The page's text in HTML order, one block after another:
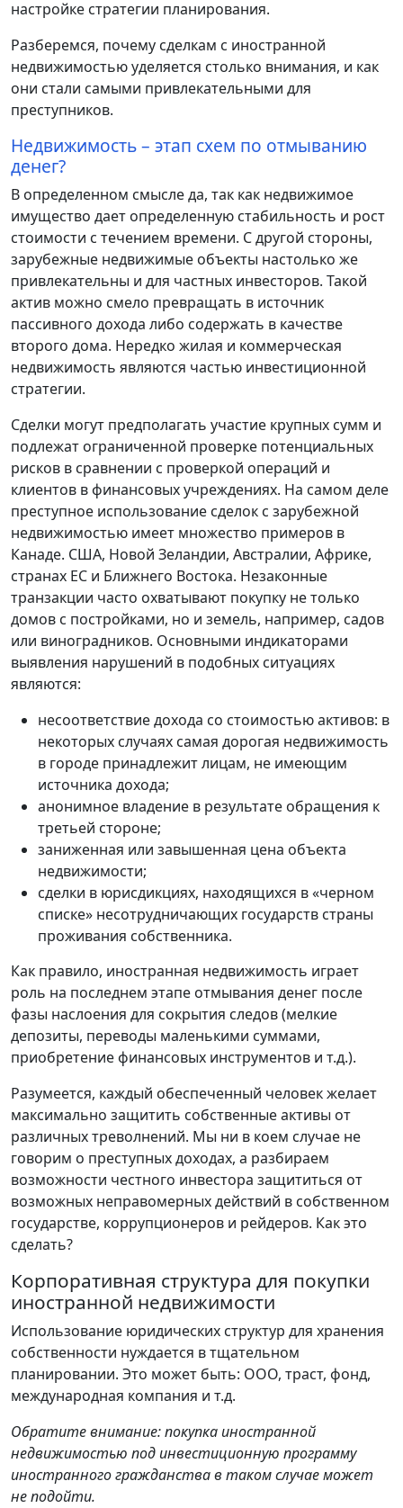
настройке стратегии планирования.
Разберемся, почему сделкам с иностранной
недвижимостью уделяется столько внимания, и как
они стали самыми привлекательными для
преступников.
Недвижимость – этап схем по отмыванию
денег?
В определенном смысле да, так как недвижимое
имущество дает определенную стабильность и рост
стоимости с течением времени. С другой стороны,
зарубежные недвижимые объекты настолько же
привлекательны и для частных инвесторов. Такой
актив можно смело превращать в источник
пассивного дохода либо содержать в качестве
второго дома. Нередко жилая и коммерческая
недвижимость являются частью инвестиционной
стратегии.
Сделки могут предполагать участие крупных сумм и
подлежат ограниченной проверке потенциальных
рисков в сравнении с проверкой операций и
клиентов в финансовых учреждениях. На самом деле
преступное использование сделок с зарубежной
недвижимостью имеет множество примеров в
Канаде. США, Новой Зеландии, Австралии, Африке,
странах ЕС и Ближнего Востока. Незаконные
транзакции часто охватывают покупку не только
домов с постройками, но и земель, например, садов
или виноградников. Основными индикаторами
выявления нарушений в подобных ситуациях
являются:
несоответствие дохода со стоимостью активов: в
некоторых случаях самая дорогая недвижимость
в городе принадлежит лицам, не имеющим
источника дохода;
анонимное владение в результате обращения к
третьей стороне;
заниженная или завышенная цена объекта
недвижимости;
сделки в юрисдикциях, находящихся в «черном
списке» несотрудничающих государств страны
проживания собственника.
Как правило, иностранная недвижимость играет
роль на последнем этапе отмывания денег после
фазы наслоения для сокрытия следов (мелкие
депозиты, переводы маленькими суммами,
приобретение финансовых инструментов и т.д.).
Разумеется, каждый обеспеченный человек желает
максимально защитить собственные активы от
различных треволнений. Мы ни в коем случае не
говорим о преступных доходах, а разбираем
возможности честного инвестора защититься от
возможных неправомерных действий в собственном
государстве, коррупционеров и рейдеров. Как это
сделать?
Корпоративная структура для покупки
иностранной недвижимости
Использование юридических структур для хранения
собственности нуждается в тщательном
планировании. Это может быть: ООО, траст, фонд,
международная компания и т.д.
Обратите внимание: покупка иностранной
недвижимостью под инвестиционную программу
иностранного гражданства в таком случае может
не подойти.